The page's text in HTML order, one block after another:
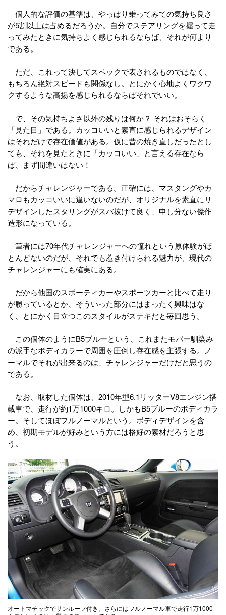
個人的な評価の基準は、やっぱり乗ってみての気持ち良さ
が5割以上は占めるだろうか。自分でステアリングを握って走
ってみたときに気持ちよく感じられるならば、それが何より
である。
ただ、これって決してスペックで表されるものではなく、
もちろん絶対スピードも関係なし。とにかく心地よくワクワ
クするような高揚を感じられるならばそれでいい。
で、その気持ちよさ以外の残りは何か？ それはおそらく
「見た目」である。カッコいいと素直に感じられるデザイン
はそれだけで存在価値がある。仮に昔の焼き直しだったとし
ても、それを見たときに「カッコいい」と言える存在なら
ば、まず間違いはない！
だからチャレンジャーである。正確には、マスタングやカ
マロもカッコいいに違いないのだが、オリジナルを素直にリ
デザインしたスタリングがスバ抜けて良く、申し分ない傑作
造形になっている。
筆者には70年代チャレンジャーへの憧れという原体験がほ
とんどないのだが、それでも惹き付けられる魅力が、現代の
チャレンジャーにも確実にある。
だから他国のスポーティカーやスポーツカーと比べて走り
が勝っているとか、そういった部分にはまったく興味はな
く、とにかく目立つこのスタイルがステキだと毎回思う。
この個体のようにB5ブルーという、これまたモパー馴染み
の派手なボディカラーで周囲を圧倒し存在感を主張する。ノ
ーマルでそれが出来るのは、チャレンジャーだけだと思うの
である。
なお、取材した個体は、2010年型6.1リッターV8エンジン搭
載車で、走行が約1万1000キロ。しかもB5ブルーのボディカラ
ー。そしてほぼフルノーマルという。ボディデザインを含
め、初期モデルが好みという方には格好の素材だろうと思
う。
オートマチックでサンルーフ付き。さらにはフルノーマル車で走行1万1000